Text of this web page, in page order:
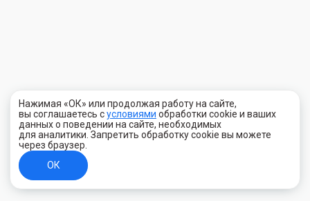
Нажимая «ОК» или продолжая работу на сайте,
вы соглашаетесь сусловиями обработки cookie и ваших
данных о поведении на сайте, необходимых
для аналитики. Запретить обработку cookie вы можете
через браузер.
ОК